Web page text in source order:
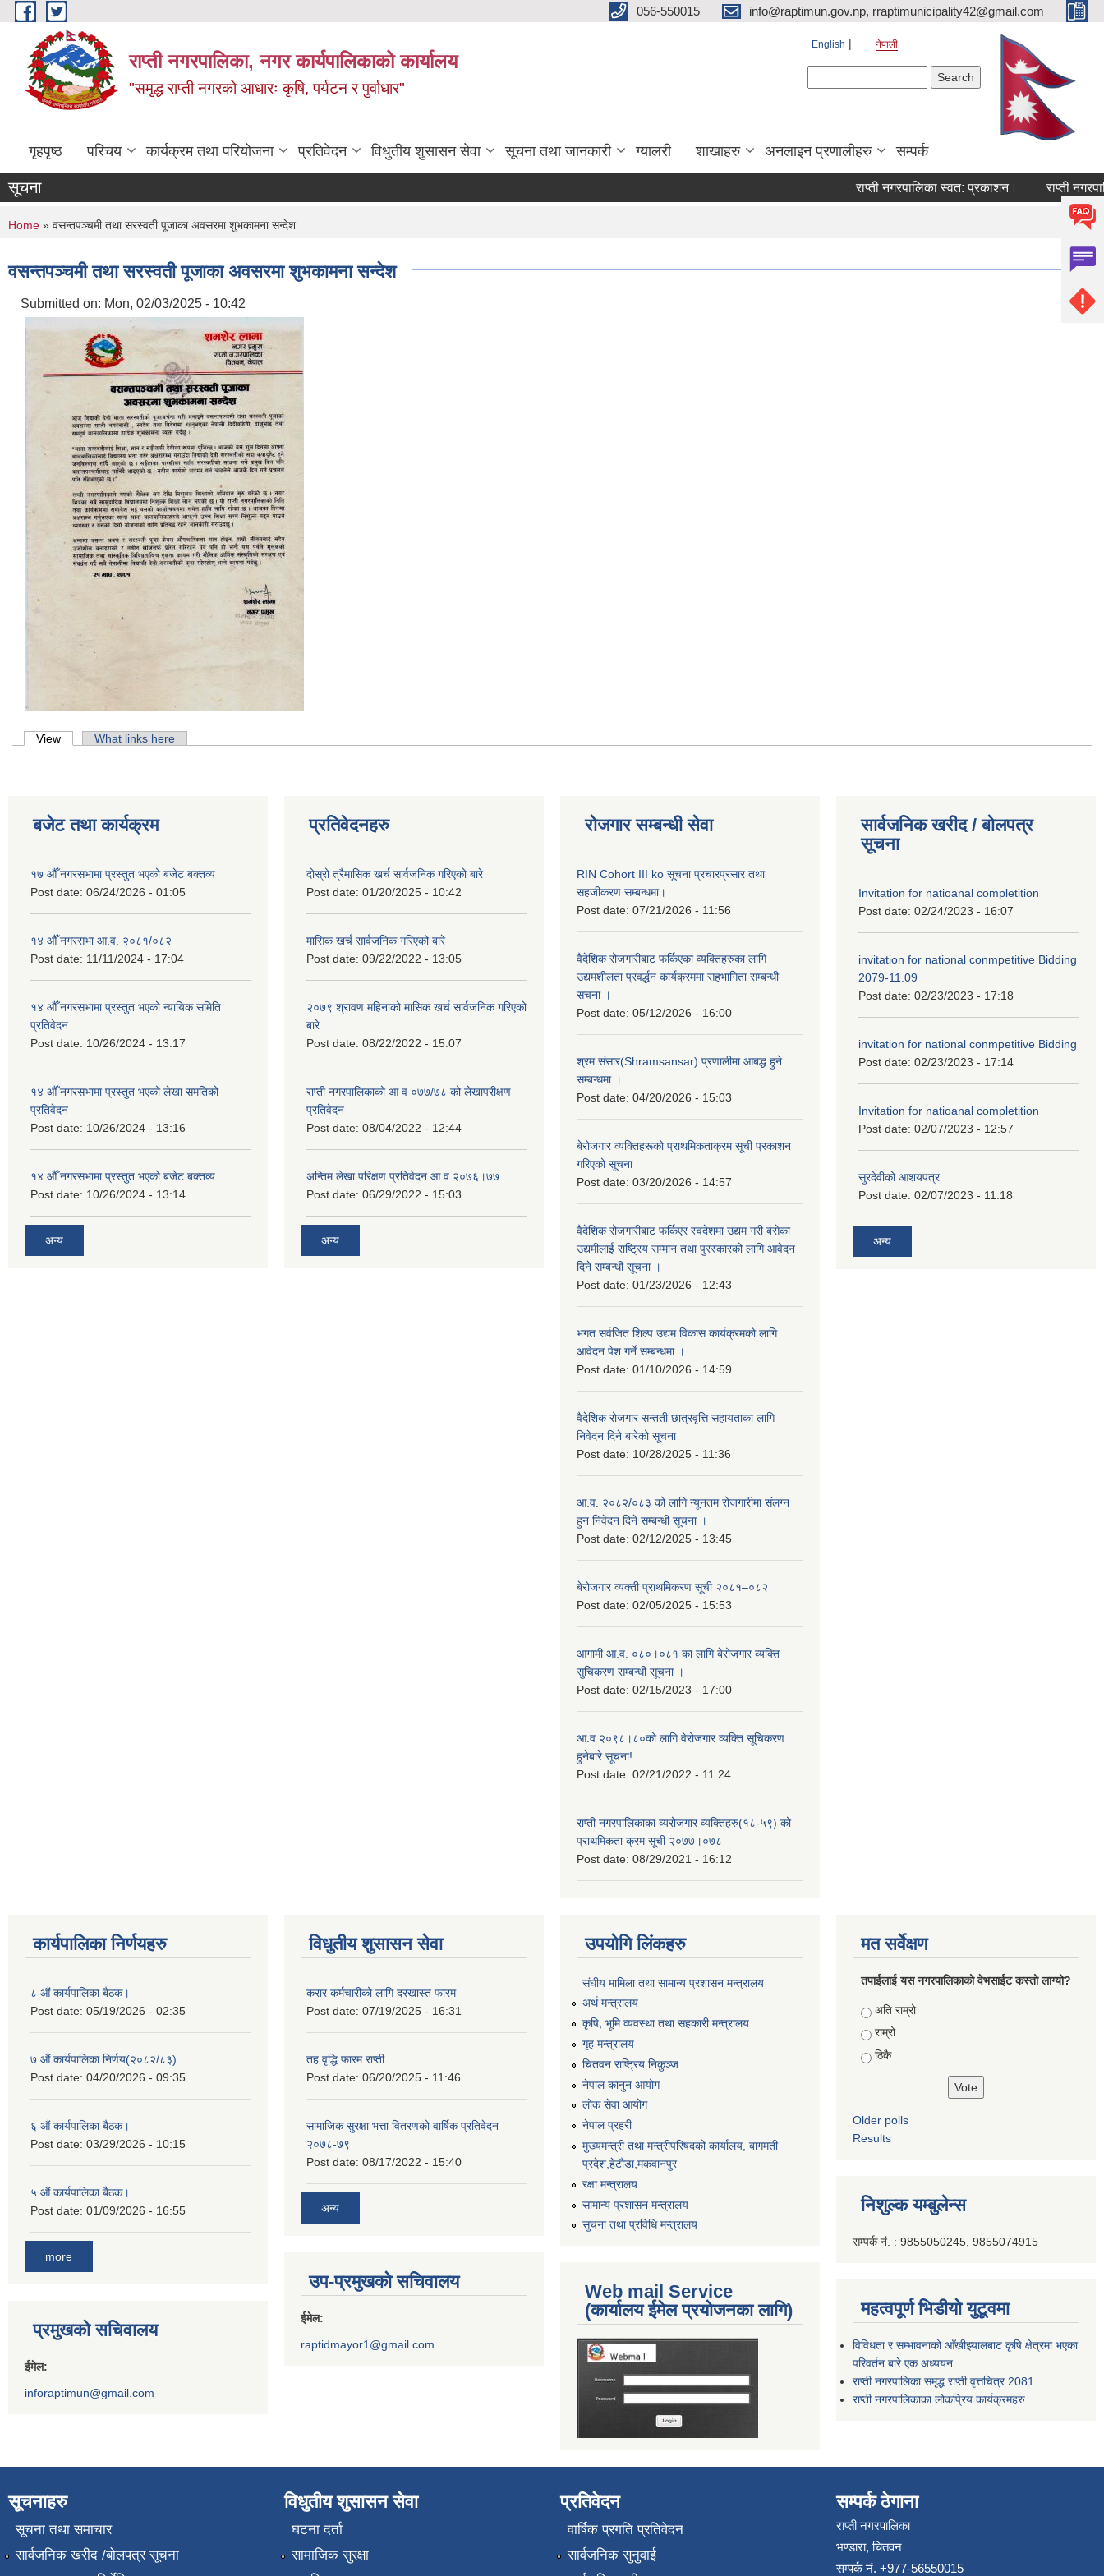
Skip to main content 056-550015 info@raptimun.gov.np, rraptimunicipality42@gmail.com
राप्ती नगरपालिका, नगर कार्यपालिकाको कार्यालय
"समृद्ध राप्ती नगरको आधारः कृषि, पर्यटन र पुर्वाधार"
English नेपाली
गृहपृष्ठ परिचय कार्यक्रम तथा परियोजना प्रतिवेदन विधुतीय शुसासन सेवा सूचना तथा जानकारी ग्यालरी शाखाहरु अनलाइन प्रणालीहरु सम्पर्क
सूचना राप्ती नगरपालिका स्वत: प्रकाशन। राप्ती
You are here
Home » वसन्तपञ्चमी तथा सरस्वती पूजाका अवसरमा शुभकामना सन्देश
वसन्तपञ्चमी तथा सरस्वती पूजाका अवसरमा शुभकामना सन्देश
Submitted on: Mon, 02/03/2025 - 10:42
Primary tabs
View (active tab)What links here
बजेट तथा कार्यक्रम
१७ औँ नगरसभामा प्रस्तुत भएको बजेट बक्तव्य
Post date: 06/24/2026 - 01:05
१४ औँ नगरसभा आ.व. २०८१/०८२
Post date: 11/11/2024 - 17:04
१४ औँ नगरसभामा प्रस्तुत भएको न्यायिक समिति
प्रतिवेदन
Post date: 10/26/2024 - 13:17
१४ औँ नगरसभामा प्रस्तुत भएको लेखा समतिको
प्रतिवेदन
Post date: 10/26/2024 - 13:16
१४ औँ नगरसभामा प्रस्तुत भएको बजेट बक्तव्य
Post date: 10/26/2024 - 13:14
अन्य
प्रतिवेदनहरु
दोस्रो त्रैमासिक खर्च सार्वजनिक गरिएको बारे
Post date: 01/20/2025 - 10:42
मासिक खर्च सार्वजनिक गरिएको बारे
Post date: 09/22/2022 - 13:05
२०७९ श्रावण महिनाको मासिक खर्च सार्वजनिक गरिएको
बारे
Post date: 08/22/2022 - 15:07
राप्ती नगरपालिकाको आ व ०७७/७८ को लेखापरीक्षण
प्रतिवेदन
Post date: 08/04/2022 - 12:44
अन्तिम लेखा परिक्षण प्रतिवेदन आ व २०७६।७७
Post date: 06/29/2022 - 15:03
अन्य
रोजगार सम्बन्धी सेवा
RIN Cohort III ko सूचना प्रचारप्रसार तथा
सहजीकरण सम्बन्धमा।
Post date: 07/21/2026 - 11:56
वैदेशिक रोजगारीबाट फर्किएका व्यक्तिहरुका लागि
उद्यमशीलता प्रवर्द्धन कार्यक्रममा सहभागिता सम्बन्धी
सचना ।
Post date: 05/12/2026 - 16:00
श्रम संसार(Shramsansar) प्रणालीमा आबद्ध हुने
सम्बन्धमा ।
Post date: 04/20/2026 - 15:03
बेरोजगार व्यक्तिहरूको प्राथमिकताक्रम सूची प्रकाशन
गरिएको सूचना
Post date: 03/20/2026 - 14:57
वैदेशिक रोजगारीबाट फर्किएर स्वदेशमा उद्यम गरी बसेका
उद्यमीलाई राष्ट्रिय सम्मान तथा पुरस्कारको लागि आवेदन
दिने सम्बन्धी सूचना ।
Post date: 01/23/2026 - 12:43
भगत सर्वजित शिल्प उद्यम विकास कार्यक्रमको लागि
आवेदन पेश गर्ने सम्बन्धमा ।
Post date: 01/10/2026 - 14:59
वैदेशिक रोजगार सन्तती छात्रवृत्ति सहायताका लागि
निवेदन दिने बारेको सूचना
Post date: 10/28/2025 - 11:36
आ.व. २०८२/०८३ को लागि न्यूनतम रोजगारीमा संलग्न
हुन निवेदन दिने सम्बन्धी सूचना ।
Post date: 02/12/2025 - 13:45
बेरोजगार व्यक्ती प्राथमिकरण सूची २०८१–०८२
Post date: 02/05/2025 - 15:53
आगामी आ.व. ०८०।०८१ का लागि बेरोजगार व्यक्ति
सुचिकरण सम्बन्धी सूचना ।
Post date: 02/15/2023 - 17:00
आ.व २०९८।८०को लागि वेरोजगार व्यक्ति सूचिकरण
हुनेबारे सूचना!
Post date: 02/21/2022 - 11:24
राप्ती नगरपालिकाका व्यरोजगार व्यक्तिहरु(१८-५९) को
प्राथमिकता क्रम सूची २०७७।०७८
Post date: 08/29/2021 - 16:12
सार्वजनिक खरीद / बोलपत्र
सूचना
Invitation for natioanal completition
Post date: 02/24/2023 - 16:07
invitation for national conmpetitive Bidding
2079-11.09
Post date: 02/23/2023 - 17:18
invitation for national conmpetitive Bidding
Post date: 02/23/2023 - 17:14
Invitation for natioanal completition
Post date: 02/07/2023 - 12:57
सुरदेवीको आशयपत्र
Post date: 02/07/2023 - 11:18
अन्य
कार्यपालिका निर्णयहरु
८ औं कार्यपालिका बैठक।
Post date: 05/19/2026 - 02:35
७ औं कार्यपालिका निर्णय(२०८२/८३)
Post date: 04/20/2026 - 09:35
६ औं कार्यपालिका बैठक।
Post date: 03/29/2026 - 10:15
५ औं कार्यपालिका बैठक।
Post date: 01/09/2026 - 16:55
more
प्रमुखको सचिवालय
ईमेल:
inforaptimun@gmail.com
विधुतीय शुसासन सेवा
करार कर्मचारीको लागि दरखास्त फारम
Post date: 07/19/2025 - 16:31
तह वृद्धि फारम राप्ती
Post date: 06/20/2025 - 11:46
सामाजिक सुरक्षा भत्ता वितरणको वार्षिक प्रतिवेदन
२०७८-७९
Post date: 08/17/2022 - 15:40
अन्य
उप-प्रमुखको सचिवालय
ईमेल:
raptidmayor1@gmail.com
उपयोगि लिंकहरु
संघीय मामिला तथा सामान्य प्रशासन मन्त्रालय
अर्थ मन्त्रालय
कृषि, भूमि व्यवस्था तथा सहकारी मन्त्रालय
गृह मन्त्रालय
चितवन राष्ट्रिय निकुञ्ज
नेपाल कानुन आयोग
लोक सेवा आयोग
नेपाल प्रहरी
मुख्यमन्त्री तथा मन्त्रीपरिषदको कार्यालय, बागमती
प्रदेश,हेटाैडा,मकवानपुर
रक्षा मन्त्रालय
सामान्य प्रशासन मन्त्रालय
सुचना तथा प्रविधि मन्त्रालय
Web mail Service
(कार्यालय ईमेल प्रयोजनका लागि)
मत सर्वेक्षण
तपाईलाई यस नगरपालिकाको वेभसाईट कस्तो लाग्यो?
Choices
अति राम्रो
राम्रो
ठिकै
Older polls
Results
निशुल्क यम्बुलेन्स
सम्पर्क नं. : 9855050245, 9855074915
महत्वपूर्ण भिडीयो युटूवमा
विविधता र सम्भावनाको आँखीझ्यालबाट कृषि क्षेत्रमा भएका
परिवर्तन बारे एक अध्ययन
राप्ती नगरपालिका समृद्ध राप्ती वृत्तचित्र 2081
राप्ती नगरपालिकाका लोकप्रिय कार्यक्रमहरु
सूचनाहरु
सूचना तथा समाचार
सार्वजनिक खरीद /बोलपत्र सूचना
विधुतीय शुसासन सेवा
घटना दर्ता
सामाजिक सुरक्षा
प्रतिवेदन
वार्षिक प्रगति प्रतिवेदन
सार्वजनिक सुनुवाई
सम्पर्क ठेगाना
राप्ती नगरपालिका
भण्डारा, चितवन
सम्पर्क नं. +977-56550015